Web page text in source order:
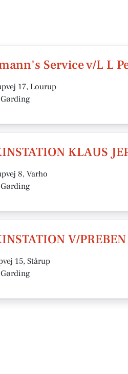
Service v/L L
17, Lourup
KLAUS
8, Varho
V/
15, Stårup